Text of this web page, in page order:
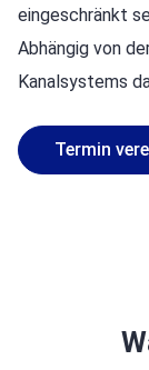
eingeschränkt
Abhängig von
Kanalsystems
Termin